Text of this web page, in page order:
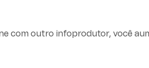
com outro infoprodutor, você